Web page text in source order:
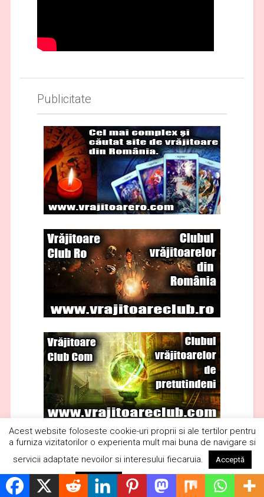
Publicitate
Acest website foloseste cookie-uri proprii si ale tertilor pentru
a furniza vizitatorilor o experienta mult mai buna de navigare si
servicii adaptate nevoilor si interesului fiecaruia.
Acceptă
Respinge Citește mai mult